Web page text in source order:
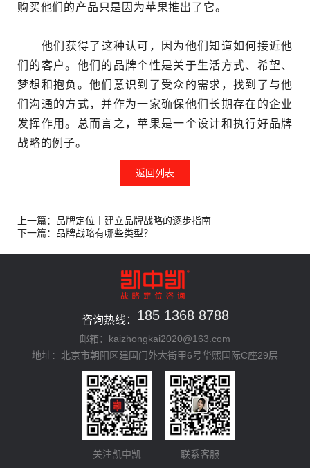
购买他们的产品只是因为苹果推出了它。
他们获得了这种认可，因为他们知道如何接近他
们的客户。他们的品牌个性是关于生活方式、希望、
梦想和抱负。他们意识到了受众的需求，找到了与他
们沟通的方式，并作为一家确保他们长期存在的企业
发挥作用。总而言之，苹果是一个设计和执行好品牌
战略的例子。
返回列表
上一篇：品牌定位丨建立品牌战略的逐步指南
下一篇：品牌战略有哪些类型？
咨询热线： 185 1368 8788
邮箱：kaizhongkai2020@163.com
地址：北京市朝阳区建国门外大街甲6号华熙国际C座29层
关注凯中凯 联系客服